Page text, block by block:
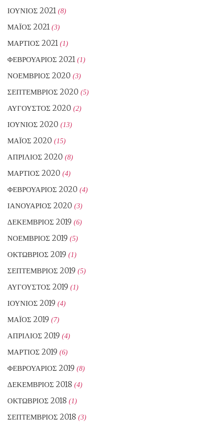
ΙΟΎΝΙΟΣ 2021 (8)
ΜΆΙΟΣ 2021 (3)
ΜΆΡΤΙΟΣ 2021 (1)
ΦΕΒΡΟΥΆΡΙΟΣ 2021 (1)
ΝΟΈΜΒΡΙΟΣ 2020 (3)
ΣΕΠΤΈΜΒΡΙΟΣ 2020 (5)
ΑΎΓΟΥΣΤΟΣ 2020 (2)
ΙΟΎΝΙΟΣ 2020 (13)
ΜΆΙΟΣ 2020 (15)
ΑΠΡΊΛΙΟΣ 2020 (8)
ΜΆΡΤΙΟΣ 2020 (4)
ΦΕΒΡΟΥΆΡΙΟΣ 2020 (4)
ΙΑΝΟΥΆΡΙΟΣ 2020 (3)
ΔΕΚΈΜΒΡΙΟΣ 2019 (6)
ΝΟΈΜΒΡΙΟΣ 2019 (5)
ΟΚΤΏΒΡΙΟΣ 2019 (1)
ΣΕΠΤΈΜΒΡΙΟΣ 2019 (5)
ΑΎΓΟΥΣΤΟΣ 2019 (1)
ΙΟΎΝΙΟΣ 2019 (4)
ΜΆΙΟΣ 2019 (7)
ΑΠΡΊΛΙΟΣ 2019 (4)
ΜΆΡΤΙΟΣ 2019 (6)
ΦΕΒΡΟΥΆΡΙΟΣ 2019 (8)
ΔΕΚΈΜΒΡΙΟΣ 2018 (4)
ΟΚΤΏΒΡΙΟΣ 2018 (1)
ΣΕΠΤΈΜΒΡΙΟΣ 2018 (3)